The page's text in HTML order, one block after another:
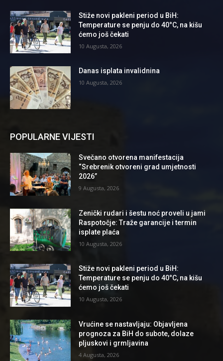
Stiže novi pakleni period u BiH:
Temperature se penju do 40°C, na kišu
ćemo još čekati
10 Augusta, 2026
Danas isplata invalidnina
10 Augusta, 2026
POPULARNE VIJESTI
Svečano otvorena manifestacija
“Srebrenik otvoreni grad umjetnosti
2026”
9 Augusta, 2026
Zenički rudari i šestu noć proveli u jami
Raspotočje: Traže garancije i termin
isplate plaća
10 Augusta, 2026
Stiže novi pakleni period u BiH:
Temperature se penju do 40°C, na kišu
ćemo još čekati
10 Augusta, 2026
Vrućine se nastavljaju: Objavljena
prognoza za BiH do subote, dolaze
pljuskovi i grmljavina
4 Augusta, 2026